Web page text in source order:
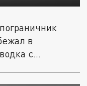
в
с...